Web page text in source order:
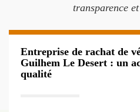
transparence
Entreprise de rachat de
Guilhem Le Desert : un
qualité